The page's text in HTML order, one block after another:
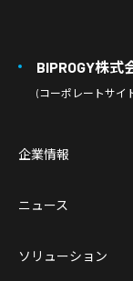
BIPROGY株式
(コーポレートサイ
企業情報
ニュース
ソリューション